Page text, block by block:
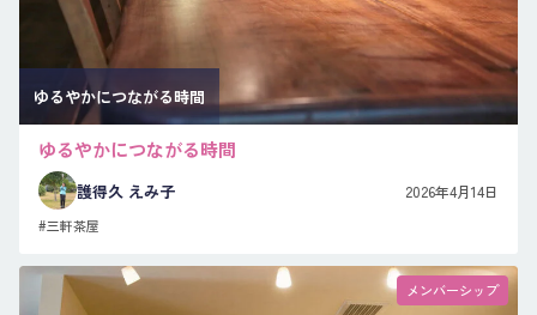
ゆるやかにつながる時間
ゆるやかにつながる時間
護得久 えみ子 2026年4月14日
#三軒茶屋
メンバーシップ